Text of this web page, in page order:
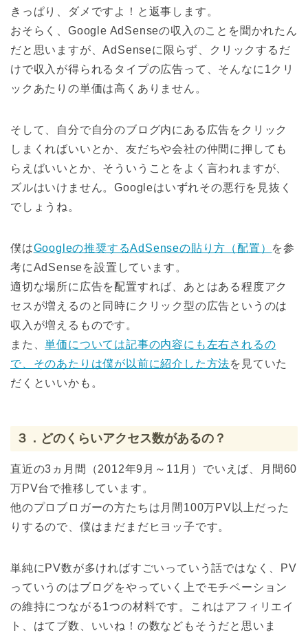
きっぱり、ダメですよ！と返事します。
おそらく、Google AdSenseの収入のことを聞かれたん
だと思いますが、AdSenseに限らず、クリックするだ
けで収入が得られるタイプの広告って、そんなに1クリ
ックあたりの単価は高くありません。
そして、自分で自分のブログ内にある広告をクリック
しまくればいいとか、友だちや会社の仲間に押しても
らえばいいとか、そういうことをよく言われますが、
ズルはいけません。Googleはいずれその悪行を見抜く
でしょうね。
僕はGoogleの推奨するAdSenseの貼り方（配置） を参
考にAdSenseを設置しています。
適切な場所に広告を配置すれば、あとはある程度アク
セスが増えるのと同時にクリック型の広告というのは
収入が増えるものです。
また、単価については記事の内容にも左右されるの
で、そのあたりは僕が以前に紹介した方法を見ていた
だくといいかも。
３．どのくらいアクセス数があるの？
直近の3ヵ月間（2012年9月～11月）でいえば、月間60
万PV台で推移しています。
他のプロブロガーの方たちは月間100万PV以上だった
りするので、僕はまだまだヒヨッ子です。
単純にPV数が多ければすごいっていう話ではなく、PV
っていうのはブログをやっていく上でモチベーション
の維持につながる1つの材料です。これはアフィリエイ
ト、はてブ数、いいね！の数などもそうだと思いま